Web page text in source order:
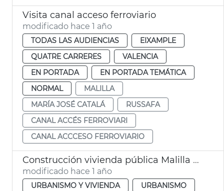
Visita canal acceso ferroviario
modificado hace 1 año
TODAS LAS AUDIENCIAS
EIXAMPLE
QUATRE CARRERES
VALENCIA
EN PORTADA
EN PORTADA TEMÁTICA
NORMAL
MALILLA
MARÍA JOSÉ CATALÁ
RUSSAFA
CANAL ACCÉS FERROVIARI
CANAL ACCCESO FERROVIARIO
Construcción vivienda pública Malilla Sud
modificado hace 1 año
URBANISMO Y VIVIENDA
URBANISMO